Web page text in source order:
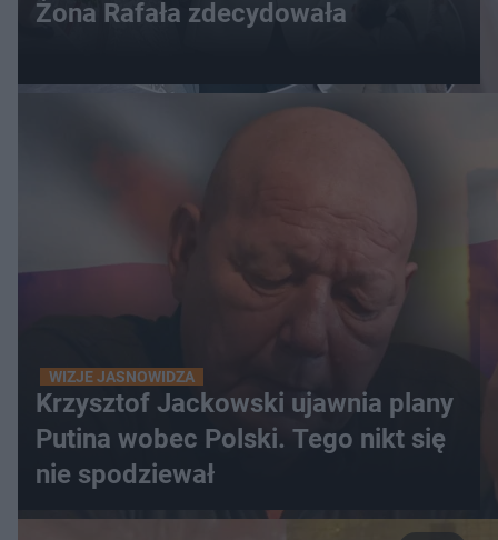
Żona Rafała zdecydowała
WIZJE JASNOWIDZA
Krzysztof Jackowski ujawnia plany
Putina wobec Polski. Tego nikt się
nie spodziewał